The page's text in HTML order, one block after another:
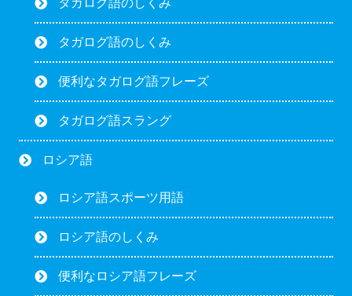
タガログ語のしくみ
タガログ語のしくみ
便利なタガログ語フレーズ
タガログ語スラング
ロシア語
ロシア語スポーツ用語
ロシア語のしくみ
便利なロシア語フレーズ